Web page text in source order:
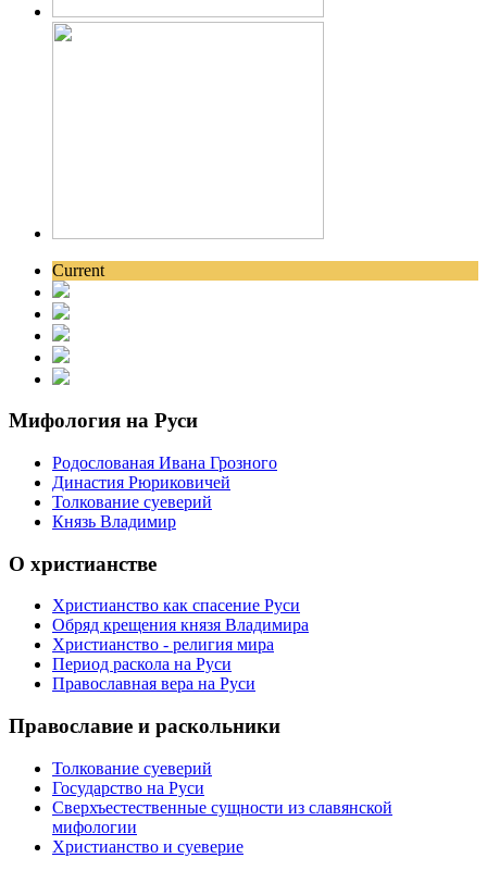
Current
Мифология на Руси
Родослованая Ивана Грозного
Династия Рюриковичей
Толкование суеверий
Князь Владимир
О христианстве
Христианство как спасение Руси
Обряд крещения князя Владимира
Христианство - религия мира
Период раскола на Руси
Православная вера на Руси
Православие и раскольники
Толкование суеверий
Государство на Руси
Сверхъестественные сущности из славянской
мифологии
Христианство и суеверие